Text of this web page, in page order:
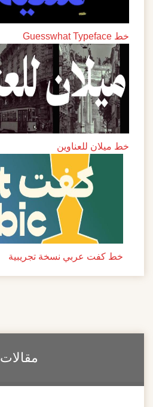
خط Guesswhat Typeface
خط ميلان للعناوين
خط كفت عربي نسخة تجريبية
مقالات